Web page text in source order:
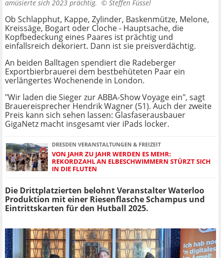
amüsierte sich 2023 prächtig. © Steffen Füssel
Ob Schlapphut, Kappe, Zylinder, Baskenmütze, Melone,
Kreissäge, Bogart oder Cloche - Hauptsache, die
Kopfbedeckung eines Paares ist prächtig und
einfallsreich dekoriert. Dann ist sie preisverdächtig.
An beiden Balltagen spendiert die Radeberger
Exportbierbrauerei dem bestbehüteten Paar ein
verlängertes Wochenende in London.
"Wir laden die Sieger zur ABBA-Show Voyage ein", sagt
Brauereisprecher Hendrik Wagner (51). Auch der zweite
Preis kann sich sehen lassen: Glasfaserausbauer
GigaNetz macht insgesamt vier iPads locker.
DRESDEN VERANSTALTUNGEN & FREIZEIT
VON JAHR ZU JAHR WERDEN ES MEHR:
REKORDZAHL AN ELBESCHWIMMERN STÜRZT SICH
IN DIE FLUTEN
Die Drittplatzierten belohnt Veranstalter Waterloo
Produktion mit einer Riesenflasche Schampus und
Eintrittskarten für den Hutball 2025.